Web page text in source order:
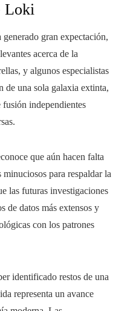
Loki
gran expectación,
acerca de la
y algunos especialistas
de una sola galaxia extinta,
independientes
que aún hacen falta
para respaldar la
las futuras investigaciones
de datos más extensos y
con los patrones
identificado restos de una
representa un avance